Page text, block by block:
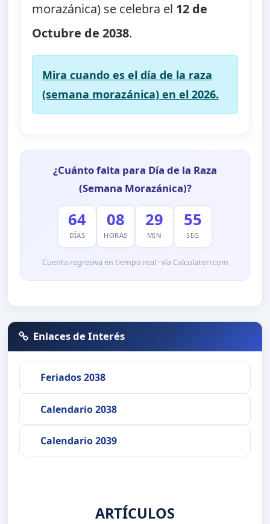
morazánica) se celebra el 12 de
Octubre de 2038.
Mira cuando es el día de la raza
(semana morazánica) en el 2026.
¿Cuánto falta para Día de la Raza
(Semana Morazánica)?
64
DÍAS
08
HORAS
29
MIN
55
SEG
Cuenta regresiva en tiempo real · vía Calculatorr.com
Enlaces de Interés
Feriados 2038
Calendario 2038
Calendario 2039
ARTÍCULOS